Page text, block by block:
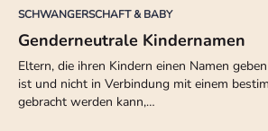
SCHWANGERSCHAFT & BABY
Genderneutrale Kindernamen
Eltern, die ihren Kindern einen Namen
ist und nicht in Verbindung mit einem
gebracht werden kann,…